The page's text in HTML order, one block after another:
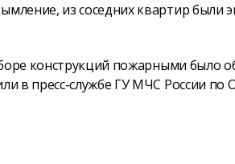
из соседних квартир были
конструкций пожарными было
в пресс-службе ГУ МЧС России по